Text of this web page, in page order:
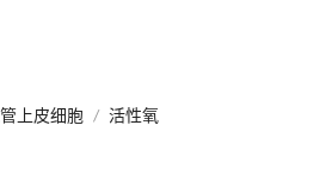
上皮细胞 / 活性氧